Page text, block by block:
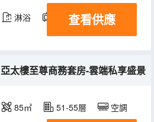
淋浴 電視機 冰箱
查看供應
亞太樓至尊商務套房-雲端私享盛景
85㎡ 51-55層 空調